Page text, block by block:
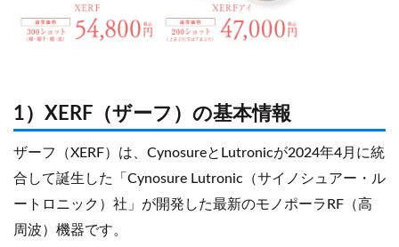
1）XERF（ザーフ）の基本情報
ザーフ（XERF）は、CynosureとLutronicが2024年4月に統
合して誕生した「Cynosure Lutronic（サイノシュアー・ル
ートロニック）社」が開発した最新のモノポーラRF（高
周波）機器です。